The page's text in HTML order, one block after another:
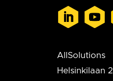
AllSolutions
Helsinkilaan 2